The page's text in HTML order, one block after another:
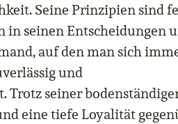
Seine Prinzipien sind
seinen Entscheidungen
auf den man sich
und
Trotz seiner
eine tiefe Loyalität